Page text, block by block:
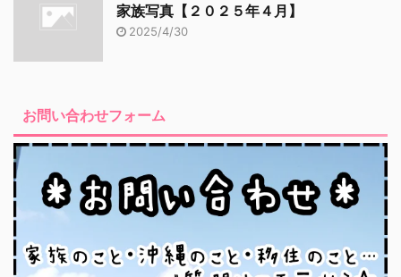
家族写真【２０２５年４月】
2025/4/30
お問い合わせフォーム